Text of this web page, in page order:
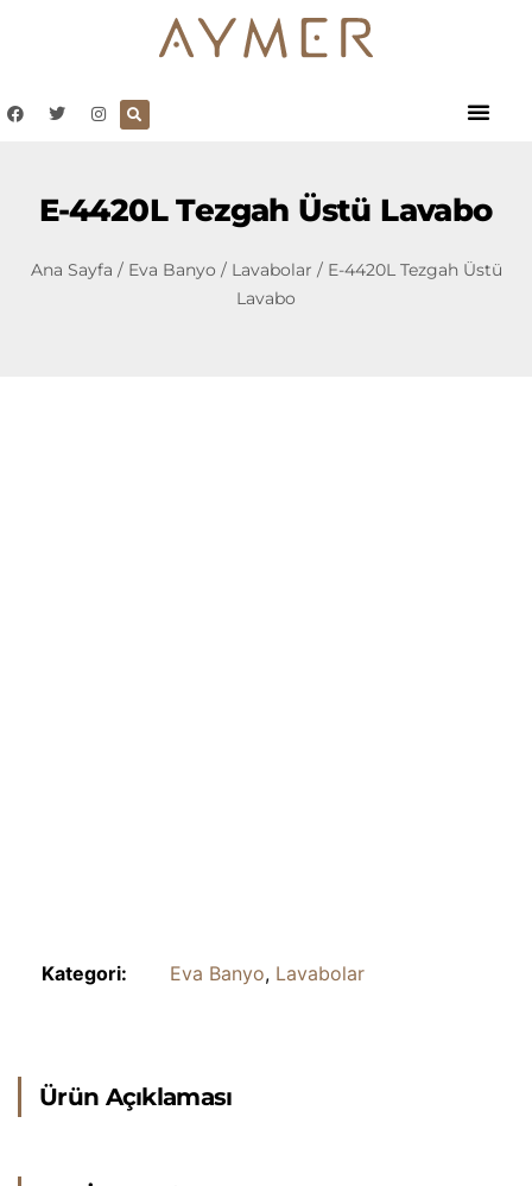
E-4420L Tezgah Üstü Lavabo
Ana Sayfa / Eva Banyo / Lavabolar / E-4420L Tezgah Üstü
Lavabo
Kategori: Eva Banyo, Lavabolar
Ürün Açıklaması